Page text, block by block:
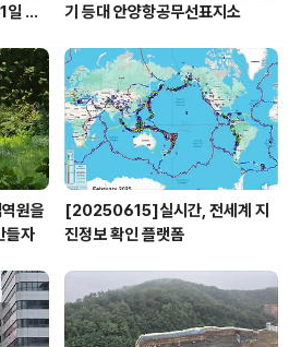
일 방
기 등대 안양항공무선표지소
원을
들자
[20250615]실시간, 전세계 지
진정보 확인 플랫폼